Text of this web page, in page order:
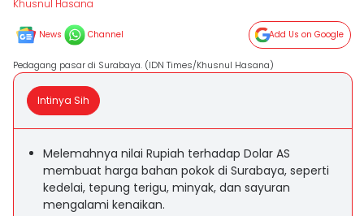
Khusnul Hasana
News Channel Add Us on Google
Pedagang pasar di Surabaya. (IDN Times/Khusnul Hasana)
Intinya Sih
Melemahnya nilai Rupiah terhadap Dolar AS
membuat harga bahan pokok di Surabaya, seperti
kedelai, tepung terigu, minyak, dan sayuran
mengalami kenaikan.